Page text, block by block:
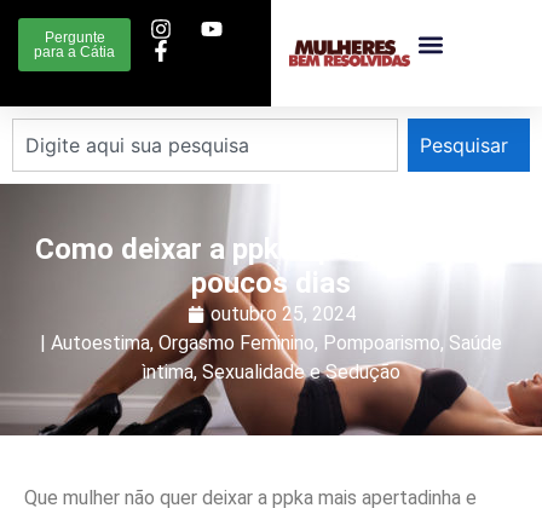
Pergunte
para a Cátia
Pesquisar
Como deixar a ppka apertadinha em
poucos dias
outubro 25, 2024
| Autoestima, Orgasmo Feminino, Pompoarismo, Saúde
ìntima, Sexualidade e Sedução
Que mulher não quer deixar a ppka mais apertadinha e